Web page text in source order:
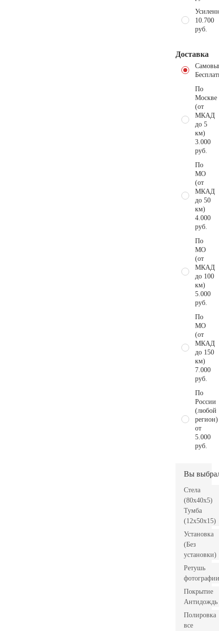
10.700
руб.
Доставка
По
Москве
(от
МКАД
до 5
км)
3.000
руб.
По
МО
(от
МКАД
до 50
км)
4.000
руб.
По
МО
(от
МКАД
до 100
км)
5.000
руб.
По
МО
(от
МКАД
до 150
км)
7.000
руб.
По
России
(любой
регион)
от
5.000
руб.
Вы
Стела
(80x40x5)
Тумба
(12x50x15)
Установка
(Без
установки)
Ретушь
фотографии
Покрытие
Антидождь
Полировка
все